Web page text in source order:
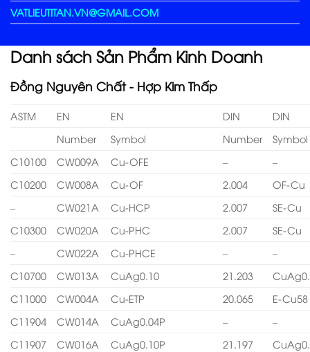
VATLIEUTITAN.VN@GMAIL.COM
Danh sách Sản Phẩm Kinh Doanh
Đồng Nguyên Chất - Hợp Kim Thấp
ASTM EN EN DIN
DIN
Number
Symbol Number
Symbol
C10100
CW009A Cu-OFE –
–
C10200
CW008A Cu-OF 2.004
OF-Cu
–
CW021A Cu-HCP 2.007
SE-Cu
C10300
CW020A Cu-PHC 2.007
SE-Cu
–
CW022A Cu-PHCE –
–
C10700
CW013A CuAg0.10 21.203
C11000
CW004A Cu-ETP 20.065
E-Cu58
C11904
CW014A CuAg0.04P –
–
C11907
CW016A CuAg0.10P 21.197